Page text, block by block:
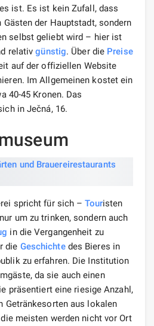
ist. Es ist kein Zufall, dass
der Hauptstadt, sondern
selbst geliebt wird – hier ist
relativgünstig. Über die Preise
auf der offiziellen Website
Im Allgemeinen kostet ein
40-45 Kronen. Das
in Ječná, 16.
spricht für sich –Touristen
um zu trinken, sondern auch
in die Vergangenheit zu
die Geschichtedes Bieres in
zu erfahren. Die Institution
da sie auch einen
präsentiert eine riesige Anzahl,
Getränkesorten aus lokalen
meisten werden nicht vor Ort